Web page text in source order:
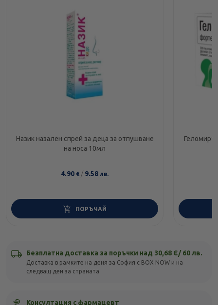
Назик назален спрей за деца за отпушване
на носа 10мл
4.90 € / 9.58 лв.
ПОРЪЧАЙ
Безплатна доставка за поръчки над 30,68 Є/ 60 лв.
Доставка в рамките на деня за София с BOX NOW и на
следващ ден за страната
Консултация с фармацевт